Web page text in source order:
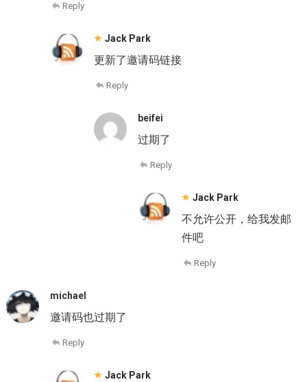
Reply
Jack Park
更新了邀请码链接
Reply
beifei
过期了
Reply
Jack Park
不允许公开，给我发邮
件吧
Reply
michael
邀请码也过期了
Reply
Jack Park